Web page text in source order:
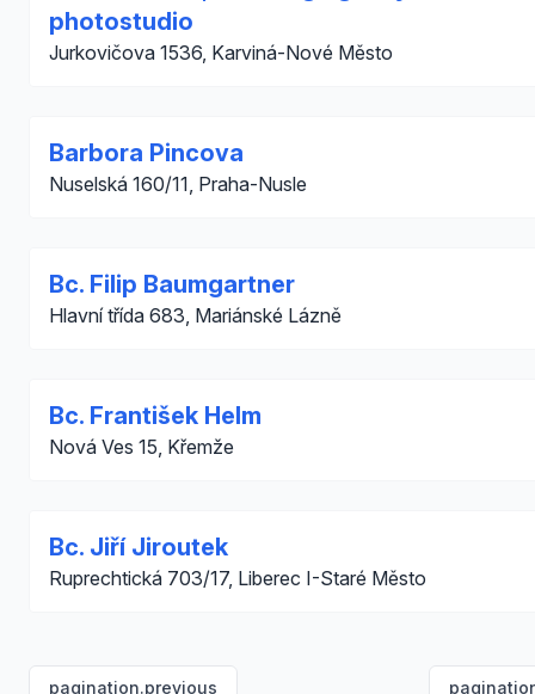
photostudio
Jurkovičova 1536, Karviná-Nové Město
Barbora Pincova
Nuselská 160/11, Praha-Nusle
Bc. Filip Baumgartner
Hlavní třída 683, Mariánské Lázně
Bc. František Helm
Nová Ves 15, Křemže
Bc. Jiří Jiroutek
Ruprechtická 703/17, Liberec I-Staré Město
pagination.previous